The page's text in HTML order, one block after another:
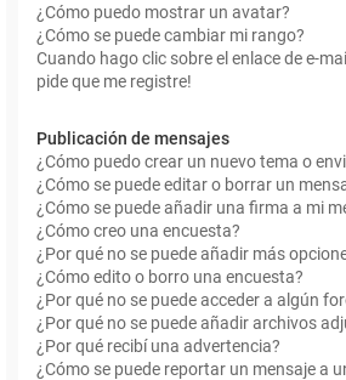
¿Cómo puedo mostrar un avatar?
¿Cómo se puede cambiar mi rango?
Cuando hago clic sobre el enlace de e-
pide que me registre!
Publicación de mensajes
¿Cómo puedo crear un nuevo tema o
¿Cómo se puede editar o borrar un
¿Cómo se puede añadir una firma a mi
¿Cómo creo una encuesta?
¿Por qué no se puede añadir más
¿Cómo edito o borro una encuesta?
¿Por qué no se puede acceder a algún
¿Por qué no se puede añadir archivos
¿Por qué recibí una advertencia?
¿Cómo se puede reportar un mensaje a